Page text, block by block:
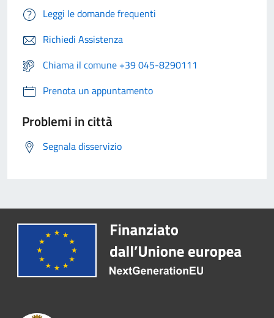
Leggi le domande frequenti
Richiedi Assistenza
Chiama il comune +39 045-8290111
Prenota un appuntamento
Problemi in città
Segnala disservizio